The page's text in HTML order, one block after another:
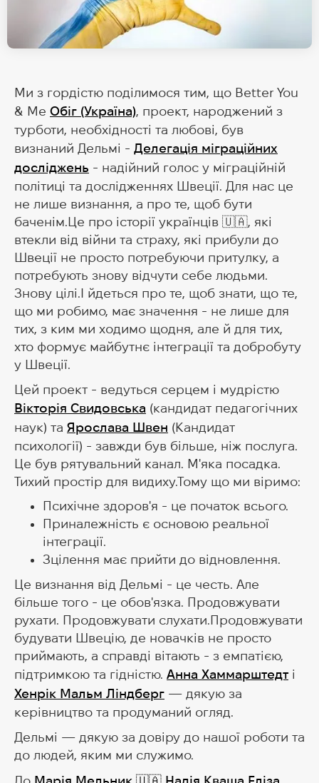
Ми з гордістю поділимося тим, що Better You
& Me Обіг (Україна), проект, народжений з
турботи, необхідності та любові, був
визнаний Дельмі - Делегація міграційних
досліджень - надійний голос у міграційній
політиці та дослідженнях Швеції. Для нас це
не лише визнання, а про те, щоб бути
баченім.Це про історії українців 🇺🇦, які
втекли від війни та страху, які прибули до
Швеції не просто потребуючи притулку, а
потребують знову відчути себе людьми.
Знову цілі.І йдеться про те, щоб знати, що те,
що ми робимо, має значення - не лише для
тих, з ким ми ходимо щодня, але й для тих,
хто формує майбутнє інтеграції та добробуту
у Швеції.
Цей проект - ведуться серцем і мудрістю
Вікторія Свидовська (кандидат педагогічних
наук) та Ярослава Швен (Кандидат
психології) - завжди був більше, ніж послуга.
Це був рятувальний канал. М'яка посадка.
Тихий простір для видиху.Тому що ми віримо:
Психічне здоров'я - це початок всього.
Приналежність є основою реальної
інтеграції.
Зцілення має прийти до відновлення.
Це визнання від Дельмі - це честь. Але
більше того - це обов'язка. Продовжувати
рухати. Продовжувати слухати.Продовжувати
будувати Швецію, де новачків не просто
приймають, а справді вітають - з емпатією,
підтримкою та гідністю. Анна Хаммарштедті
Хенрік Мальм Ліндберг — дякую за
керівництво та продуманий огляд.
Дельмі — дякую за довіру до нашої роботи та
до людей, яким ми служимо.
До Марія Мельник 🇺🇦 Надія Кваша Еліза